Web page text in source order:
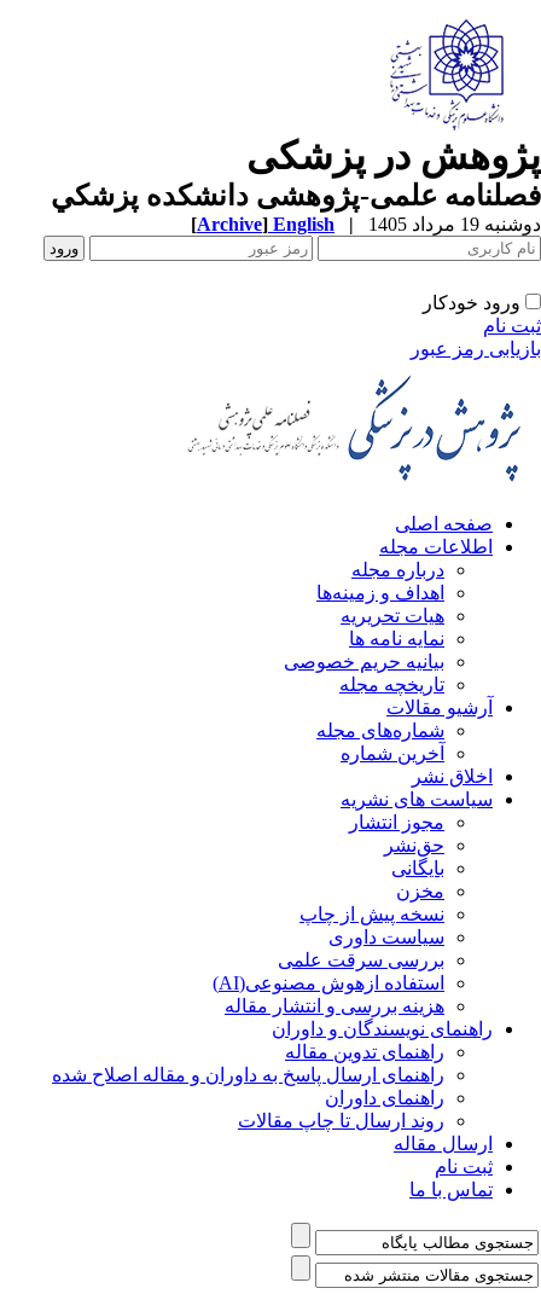
در پزشکی
علمی-پژوهشی دانشکده پزشکي
19 مرداد 1405 |
English
[Archive]
ورود خودکار
نام
رمز عبور
صفحه اصلی
اطلاعات مجله
درباره مجله
اهداف و زمینه‌ها
هیات تحریریه
نمایه نامه ها
بیانیه حریم خصوصی
تاریخچه مجله
آرشیو مقالات
شماره‌های مجله
آخرین شماره
اخلاق نشر
سیاست های نشریه
مجوز انتشار
حق‌نشر
بایگانی
مخزن
نسخه پیش از چاپ
سیاست داوری
بررسی سرقت علمی
استفاده ازهوش مصنوعی(AI)
هزینه بررسی و انتشار مقاله
راهنمای نویسندگان و داوران
راهنمای تدوین مقاله
راهنمای ارسال پاسخ به داوران و مقاله اصلاح شده
راهنمای داوران
روند ارسال تا چاپ مقالات
ارسال مقاله
ثبت نام
تماس با ما